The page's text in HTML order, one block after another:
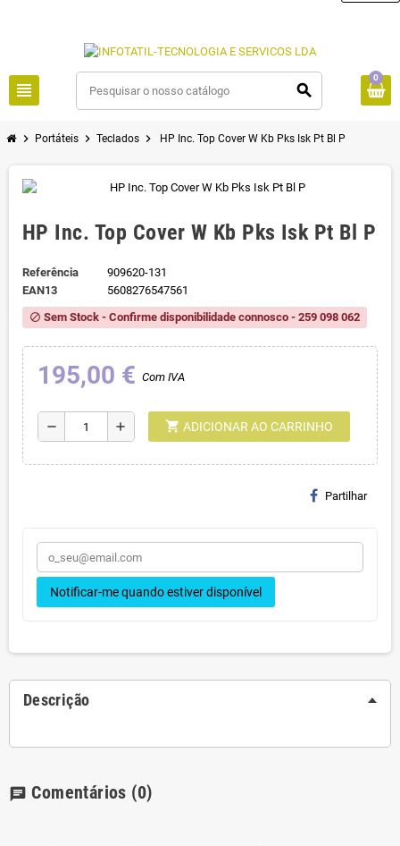
view_headline search
0
chevron_right Portáteis chevron_right Teclados chevron_right HP Inc. Top Cover W Kb Pks Isk Pt Bl P
HP Inc. Top Cover W Kb Pks Isk Pt Bl P
Referência
909620-131
EAN13
5608276547561
block Sem Stock - Confirme disponibilidade connosco - 259 098 062
195,00 € Com IVA
remove add shopping_cart ADICIONAR AO CARRINHO
Partilhar
Notificar-me quando estiver disponível
Descrição
chat Comentários (0)